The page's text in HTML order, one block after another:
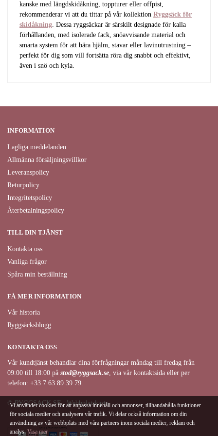
kanske med längdskidåkning, toppturer eller offpist,
rekommenderar vi att du tittar på vår kollektion Ryggsäck för
skidåkning. Dessa ryggsäckar är särskilt designade för kalla
förhållanden, med isolerade fack, snöavvisande material och
smarta system för att bära hjälm, stavar eller lavinutrustning –
perfekt för dig som vill fortsätta röra dig snabbt och effektivt,
även i snö och kyla.
INFORMATION
Lagliga meddelanden
Allmänna försäljningsvillkor
Leveranspolicy
Returpolicy
Integritetspolicy
Återbetalningspolicy
TILL DIN TJÄNST
Kontakta oss
Vanliga frågor
Spåra min beställning
FÅ MER INFORMATION
Vår historia
Ryggsäcksblogg
KONTAKTA OSS
Vår kundtjänst behandlar dina förfrågningar måndag till fredag från
09:00 till 18:00 på stod@ryggsack.se, via vår kontaktsida eller per
telefon: +33 7 63 89 39 79.
© RYGGSACK.SE | Webbplatskarta
Vi använder cookies för att anpassa innehåll och annonser, tillhandahålla funktioner
för sociala medier och analysera vår trafik. Vi delar också information om din
användning av vår webbplats med våra partners inom sociala medier, reklam och
analys. Visa mer